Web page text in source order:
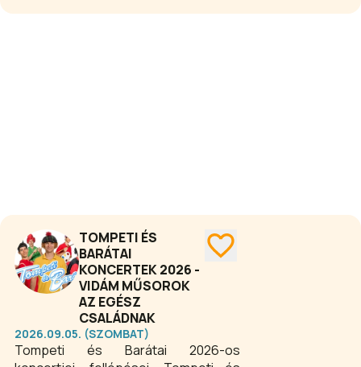
TOMPETI ÉS
BARÁTAI
KONCERTEK 2026 -
VIDÁM MŰSOROK
AZ EGÉSZ
CSALÁDNAK
2026.09.05. (SZOMBAT)
Tompeti és Barátai 2026-os